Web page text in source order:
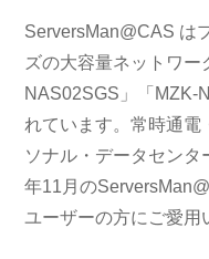
ServersMan@CAS は
ズの大容量ネットワ
NAS02SGS」「MZK-
れています。常時通電
ソナル・データセン
年11月の
ユーザーの方にご愛用